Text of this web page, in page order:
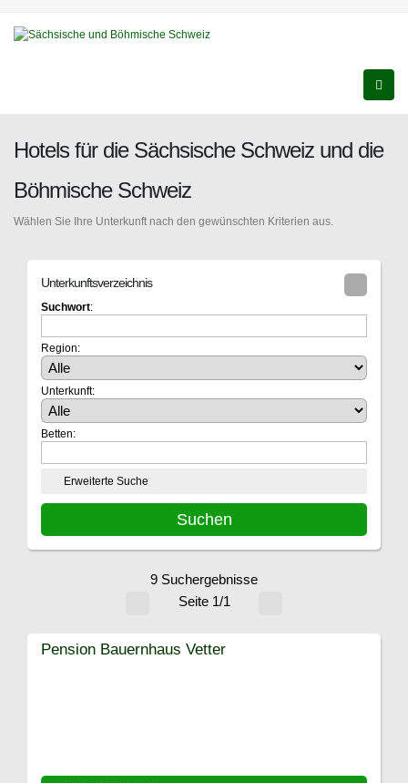
Hotels für die Sächsische Schweiz und die
Böhmische Schweiz
Wählen Sie Ihre Unterkunft nach den gewünschten Kriterien aus.
Unterkunftsverzeichnis
Suchwort:
Region:
Unterkunft:
Betten:
Erweiterte Suche
9 Suchergebnisse
Seite 1/1
Pension Bauernhaus Vetter